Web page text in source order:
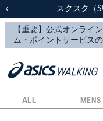
スクスク（配
スクスク（配
ALL MENS